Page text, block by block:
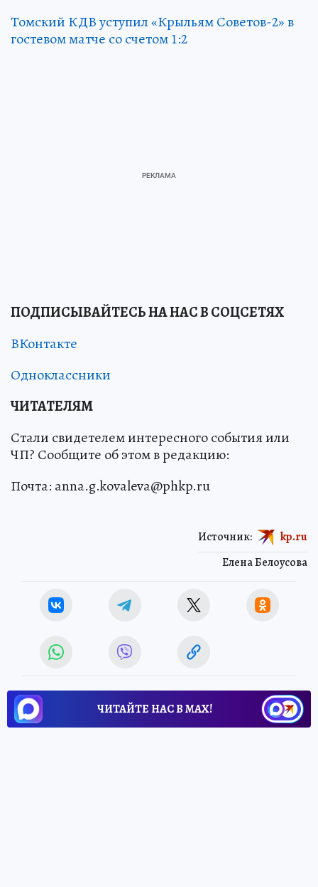
Томский КДВ уступил «Крыльям Советов-2» в
гостевом матче со счетом 1:2
ПОДПИСЫВАЙТЕСЬ НА НАС В СОЦСЕТЯХ
ВКонтакте
Одноклассники
ЧИТАТЕЛЯМ
Стали свидетелем интересного события или
ЧП? Сообщите об этом в редакцию:
Почта: anna.g.kovaleva@phkp.ru
Елена Белоусова
Источник: kp.ru
ЧИТАЙТЕ НАС В МАХ!